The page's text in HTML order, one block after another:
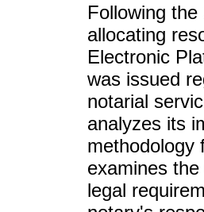
Following
allocating
Electronic
was issued
notarial
analyzes its
methodology
examines
legal